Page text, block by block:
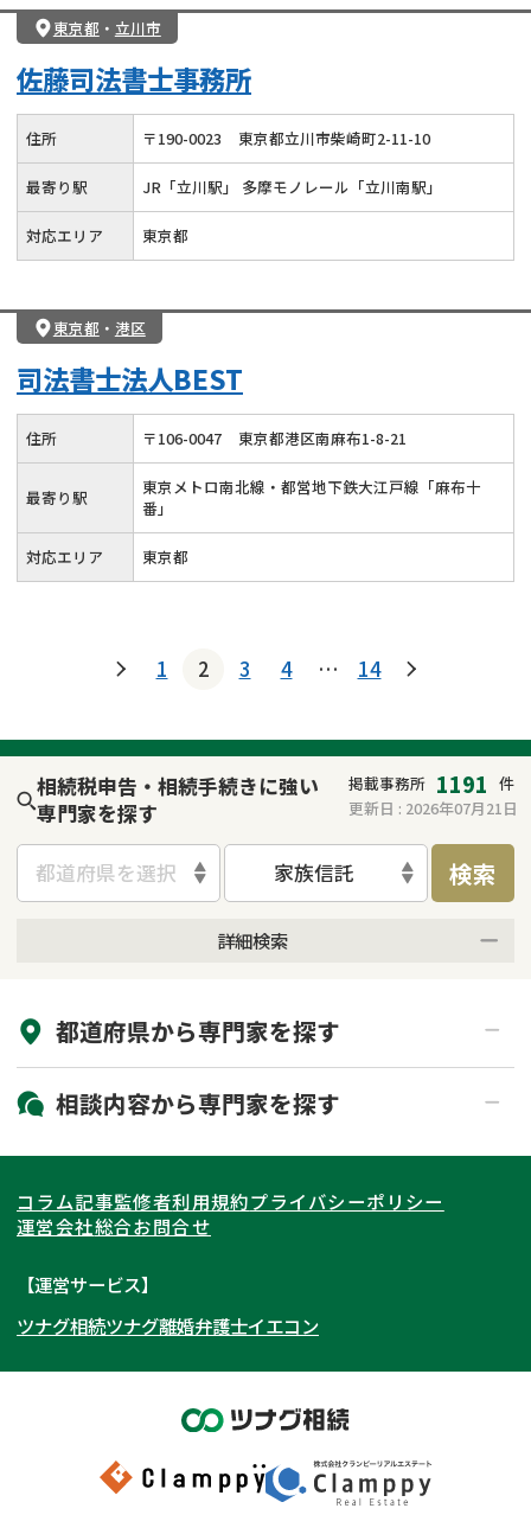
東京都 ・ 立川市
佐藤司法書士事務所
住所 〒190-0023 東京都立川市柴崎町2-11-10
最寄り駅 JR「立川駅」 多摩モノレール「立川南駅」
対応エリア 東京都
東京都 ・ 港区
司法書士法人BEST
住所 〒106-0047 東京都港区南麻布1-8-21
最寄り駅
東京メトロ南北線・都営地下鉄大江戸線「麻布十
番」
対応エリア 東京都
1 2 3 4 … 14
相続税申告・相続手続きに強い
専門家を探す
掲載事務所 1191 件
更新日 : 2026年07月21日
都道府県を選択 家族信託 検索
詳細検索
初回相談無料
土日祝の相談可能
都道府県から専門家を探す
北海道・東北
北海道 青森県
岩手県 宮城県
秋田県
福島県
関東
東京都 神奈川県
埼玉県
茨城県 群馬県
東海
愛知県
岐阜県 山梨県
関西
大阪府 京都府
奈良県
和歌山県
北陸・甲信越
石川県
富山県
岡山県
九州・沖縄
相談内容から専門家を探す
相続登記
遺産分割
相続手続き
家族信託
成年後見・任意後見
相続財産調査
不動産評価(相続不動産)
相続トラブル
コラム記事監修者利用規約プライバシーポリシー
運営会社総合お問合せ
【運営サービス】
ツナグ相続ツナグ離婚弁護士イエコン